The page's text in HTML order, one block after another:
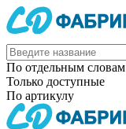
По отдельным словам
Только доступные
По артикулу